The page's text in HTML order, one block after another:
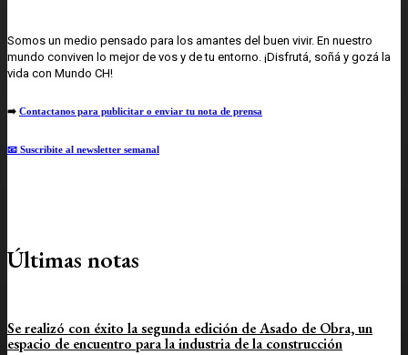
Somos un medio pensado para los amantes del buen vivir. En nuestro
mundo conviven lo mejor de vos y de tu entorno. ¡Disfrutá, soñá y gozá la
vida con Mundo CH!
➡️ Contactanos para publicitar o enviar tu nota de prensa
📧 Suscribite al newsletter semanal
Últimas notas
Se realizó con éxito la segunda edición de Asado de Obra, un
espacio de encuentro para la industria de la construcción